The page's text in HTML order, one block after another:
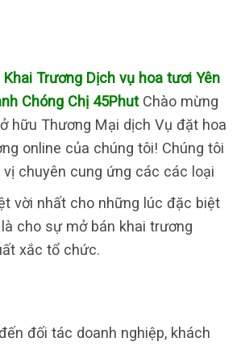
Trương Dịch vụ hoa tươi Yên
Chóng Chị 45Phut Chào mừng
hữu Thương Mại dịch Vụ đặt hoa
online của chúng tôi! Chúng tôi
chuyên cung ứng các các loại
vời nhất cho những lúc đặc biệt
cho sự mở bán khai trương
xắc tổ chức.
đối tác doanh nghiệp, khách